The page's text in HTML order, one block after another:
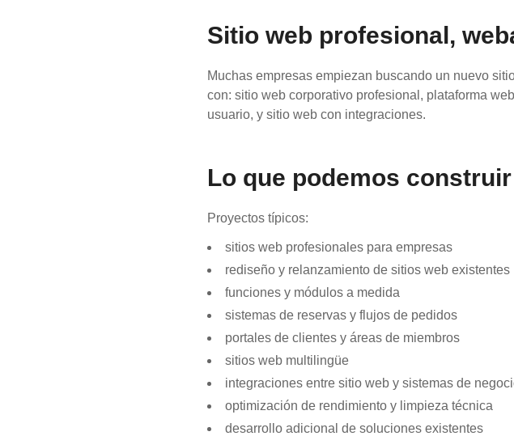
Sitio web profesional,
Muchas empresas empiezan buscando un nuevo
con: sitio web corporativo profesional, plataforma
usuario, y sitio web con integraciones.
Lo que podemos construir
Proyectos típicos:
sitios web profesionales para empresas
rediseño y relanzamiento de sitios web existentes
funciones y módulos a medida
sistemas de reservas y flujos de pedidos
portales de clientes y áreas de miembros
sitios web multilingüe
integraciones entre sitio web y sistemas de
optimización de rendimiento y limpieza técnica
desarrollo adicional de soluciones existentes